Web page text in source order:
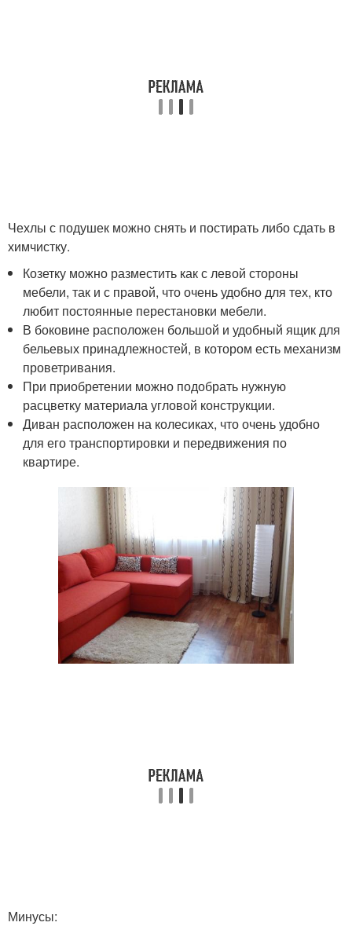
Чехлы с подушек можно снять и постирать либо сдать в
химчистку.
Козетку можно разместить как с левой стороны
мебели, так и с правой, что очень удобно для тех, кто
любит постоянные перестановки мебели.
В боковине расположен большой и удобный ящик для
бельевых принадлежностей, в котором есть механизм
проветривания.
При приобретении можно подобрать нужную
расцветку материала угловой конструкции.
Диван расположен на колесиках, что очень удобно
для его транспортировки и передвижения по
квартире.
Минусы: